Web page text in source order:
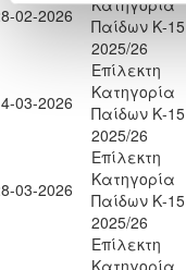
02-2026
Κατηγορία
Παίδων Κ-15
2025/26
03-2026
Επίλεκτη
Κατηγορία
Παίδων Κ-15
2025/26
03-2026
Επίλεκτη
Κατηγορία
Παίδων Κ-15
2025/26
Επίλεκτη